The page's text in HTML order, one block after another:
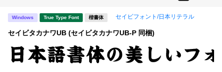
キャンペーン一覧
新着一覧
タイプフェイス
Windows True Type Font 楷書体 セイビフォント/日本リテラル
セイビタカナワUB (セイビタカナワUB-P 同梱)